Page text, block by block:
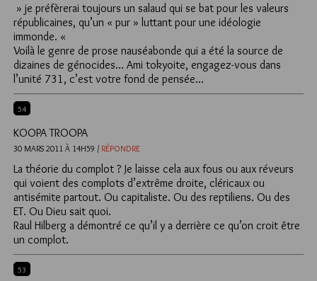
» je préfèrerai toujours un salaud qui se bat pour les valeurs
républicaines, qu’un « pur » luttant pour une idéologie
immonde. «
Voilà le genre de prose nauséabonde qui a été la source de
dizaines de génocides… Ami tokyoite, engagez-vous dans
l’unité 731, c’est votre fond de pensée…
54
KOOPA TROOPA
30 MARS 2011 À 14H59 / RÉPONDRE
La théorie du complot ? Je laisse cela aux fous ou aux réveurs
qui voient des complots d’extrême droite, cléricaux ou
antisémite partout. Ou capitaliste. Ou des reptiliens. Ou des
ET. Ou Dieu sait quoi.
Raul Hilberg a démontré ce qu’il y a derrière ce qu’on croit être
un complot.
53